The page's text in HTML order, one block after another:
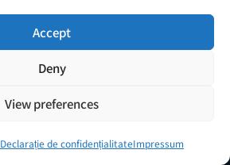
Accept
Deny
View preferences
Declarație de confidențialitateImpressum
de generare, sistemul include
baterii, cabluri, sisteme de
generală a